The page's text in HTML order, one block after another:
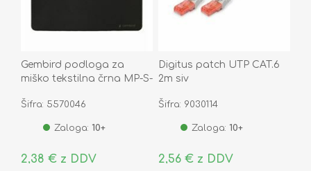
Gembird podloga za
miško tekstilna črna MP-S-
Šifra: 5570046
Zaloga: 10+
2,38 € z DDV
Digitus patch UTP CAT.6
2m siv
Šifra: 9030114
Zaloga: 10+
2,56 € z DDV